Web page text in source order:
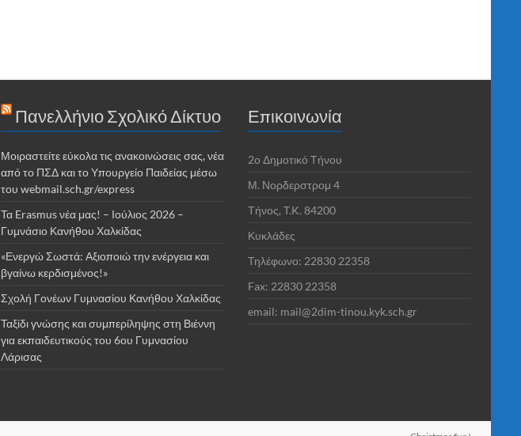
Πανελλήνιο Σχολικό Δίκτυο
Μοιραστείτε εύκολα τις ανακοινώσεις σας, νέα
από το ΠΣΔ και το Υπουργείο Παιδείας μέσω
του webmail.sch.gr/express
Τα Erasmus νέα μας! – Ιούλιος 2026 –
Γυμνάσιο Κανήθου Χαλκίδας
«Ενεργώ Σωστά: Αξιοποιώ την ενέργεια και
βγαίνω κερδισμένος!»
Σχολή Γονέων Γυμνασίου Κανήθου Χαλκίδας
Ταξίδι γνώσης και συμπερίληψης στη Βιέννη
για εκπαιδευτικούς του 6ου Γυμνασίου
Λάρισας
Επικοινωνία
2o Δημοτικό Τήνου
Μ. Νορδερστρομ 4
Τήνος, T.K. 84200
Κυκλάδες
Τηλέφωνο: 22830 22358
Fax: 22830 22358
email: mail@2dim-tinou.kyk.sch.gr